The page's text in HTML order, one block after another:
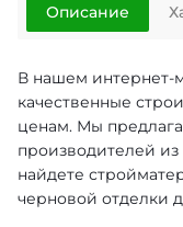
Описание
В нашем интернет-
качественные
ценам. Мы
производителей
найдете
черновой отделки